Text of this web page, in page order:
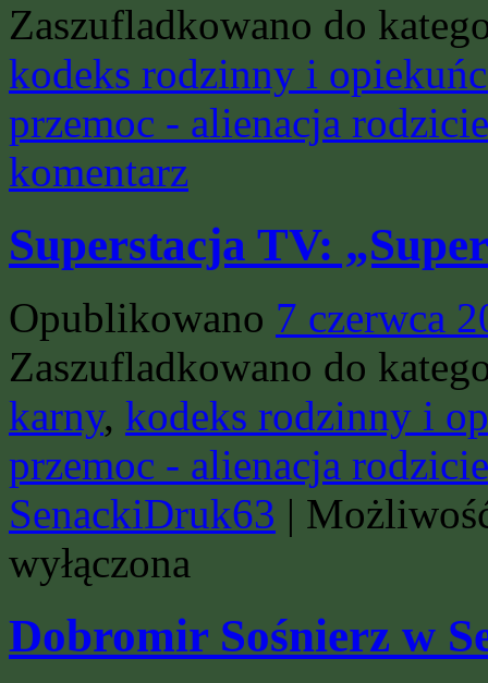
Zaszufladkowano do
kodeks rodzinny i
przemoc - alienacja
komentarz
Superstacja TV:
Opublikowano 7 czerwca
Zaszufladkowano do
karny, kodeks rodzinny i
przemoc - alienacja
SenackiDruk63 |
wyłączona
Dobromir Sośnierz w